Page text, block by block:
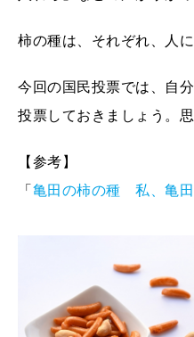
柿の種は、それぞれ、人
今回の国民投票では、自
投票しておきましょう。
【参考】
「 亀田の柿の種 私、亀田